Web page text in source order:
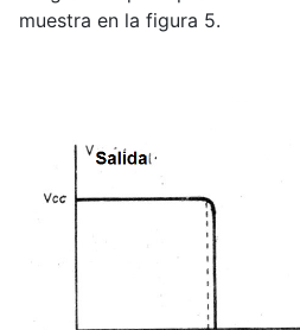
muestra en la figura 5.